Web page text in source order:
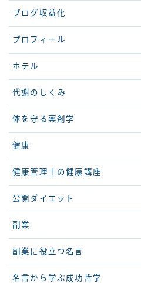
ブログ収益化
プロフィール
ホテル
代謝のしくみ
体を守る薬剤学
健康
健康管理士の健康講座
公開ダイエット
副業
副業に役立つ名言
名言から学ぶ成功哲学